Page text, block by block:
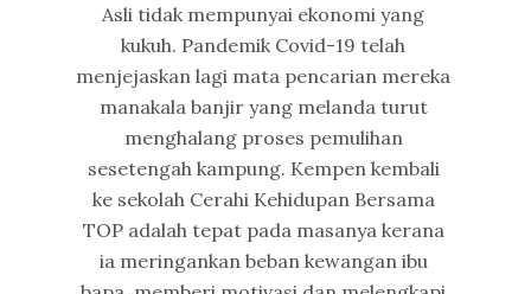
Asli tidak mempunyai ekonomi yang
kukuh. Pandemik Covid-19 telah
menjejaskan lagi mata pencarian mereka
manakala banjir yang melanda turut
menghalang proses pemulihan
sesetengah kampung. Kempen kembali
ke sekolah Cerahi Kehidupan Bersama
TOP adalah tepat pada masanya kerana
ia meringankan beban kewangan ibu